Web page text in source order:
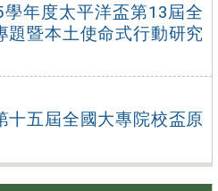
年度太平洋盃第13屆全
題暨本土使命式行動研究
十五屆全國大專院校盃原